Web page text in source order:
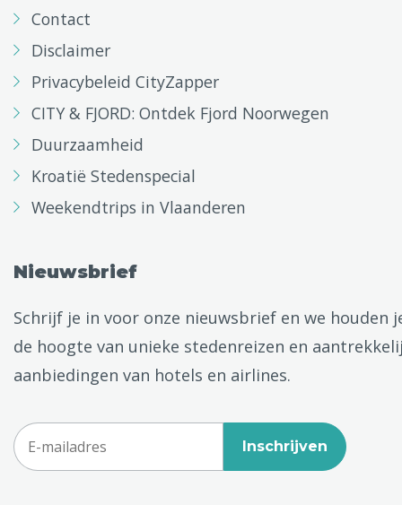
Contact
Disclaimer
Privacybeleid CityZapper
CITY & FJORD: Ontdek Fjord Noorwegen
Duurzaamheid
Kroatië Stedenspecial
Weekendtrips in Vlaanderen
Nieuwsbrief
Schrijf je in voor onze nieuwsbrief en we houden
de hoogte van unieke stedenreizen en
aanbiedingen van hotels en airlines.
Inschrijven